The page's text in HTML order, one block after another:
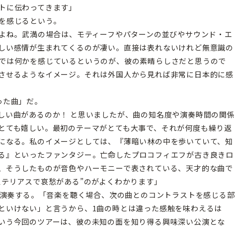
伝わってきます」
じるという。
ね。武満の場合は、モティーフやパターンの並びやサウンド・エ
い感情が生まれてくるのが凄い。直接は表れないけれど無意識の
は何かを感じているというのが、彼の素晴らしさだと思うので
せるようなイメージ。それは外国人から見れば非常に日本的に感
曲」だ。
い曲があるのか！ と思いましたが、曲の知名度や演奏時間の関係
も嬉しい。最初のテーマがとても大事で、それが何度も繰り返
なる。私のイメージとしては、『薄暗い林の中を歩いていて、知
』といったファンタジー。亡命したプロコフィエフが古き良きロ
そうしたものが音色やハーモニーで表されている、天才的な曲で
リアスで哀愁がある”のがよくわかります」
奏する。「音楽を聴く場合、次の曲とのコントラストを感じる部
けない」と言うから、1曲の時とは違った感触を味わえるは
う今回のツアーは、彼の未知の面を知り得る興味深い公演とな